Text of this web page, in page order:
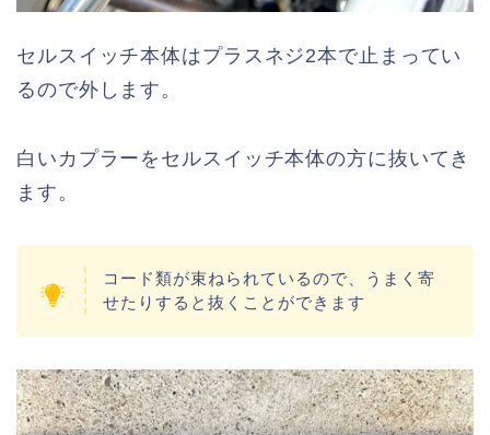
セルスイッチ本体はプラスネジ2本で止まってい
るので外します。
白いカプラーをセルスイッチ本体の方に抜いてき
ます。
コード類が束ねられているので、うまく寄
せたりすると抜くことができます